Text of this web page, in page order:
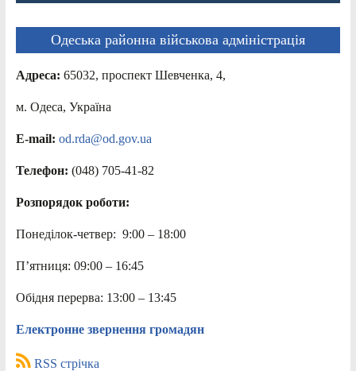
Одеська районна військова адміністрація
Адреса: 65032, проспект Шевченка, 4,
м. Одеса, Україна
E-mail: od.rda@od.gov.ua
Телефон: (048) 705-41-82
Розпорядок роботи:
Понеділок-четвер: 9:00 – 18:00
П’ятниця: 09:00 – 16:45
Обідня перерва: 13:00 – 13:45
Електронне звернення громадян
RSS стрічка